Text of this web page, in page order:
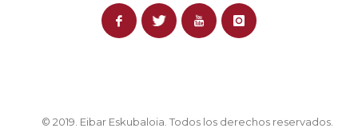
© 2019. Eibar Eskubaloia. Todos los derechos reservados.